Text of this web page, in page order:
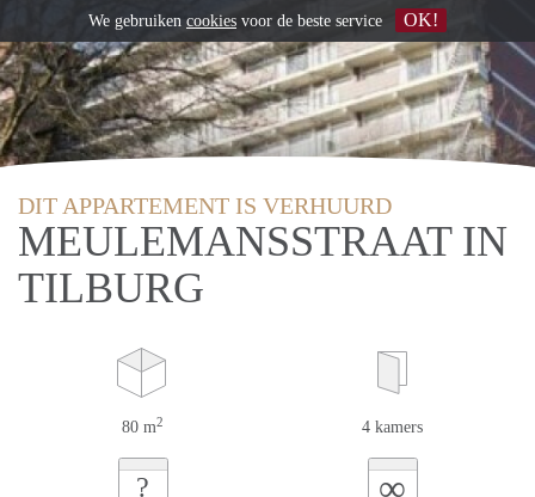
DIT APPARTEMENT IS VERHUURD
MEULEMANSSTRAAT IN
TILBURG
80 m2 4 kamers
? ∞
We gebruiken cookies voor de beste service OK!